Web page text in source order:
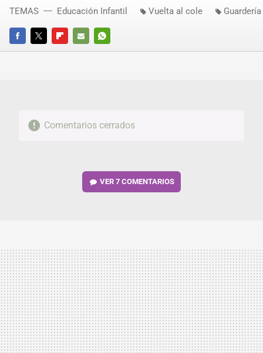
FACEBOOKTWITTERFLIPBOARD
E-
WHATSAPP
TEMAS Educación Infantil Vuelta al cole Guardería
Comentarios cerrados
VER7 COMENTARIOS